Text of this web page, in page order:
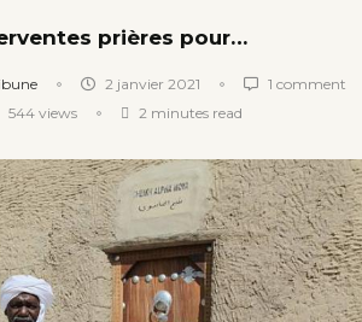
prières pour…
2 janvier 2021
1 comment
544views 2 minutes read